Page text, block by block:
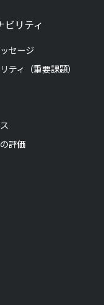
ビリティ
セージ
ティ（重要課題）
評価